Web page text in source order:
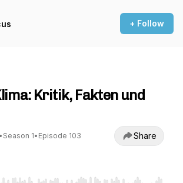
+ Follow
Kritik, Fakten und
• Season 1• Episode 103 Share